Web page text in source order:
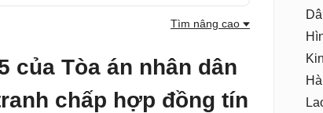
Tìm nâng cao
của Tòa án nhân dân
chấp hợp đồng tín